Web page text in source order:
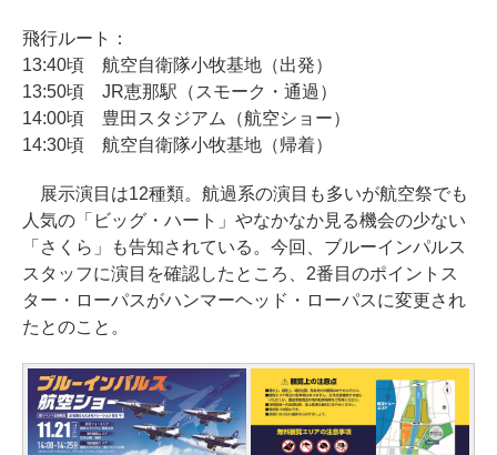
飛行ルート：
13:40頃 航空自衛隊小牧基地（出発）
13:50頃 JR恵那駅（スモーク・通過）
14:00頃 豊田スタジアム（航空ショー）
14:30頃 航空自衛隊小牧基地（帰着）
展示演目は12種類。航過系の演目も多いが航空祭でも
人気の「ビッグ・ハート」やなかなか見る機会の少ない
「さくら」も告知されている。今回、ブルーインパルス
スタッフに演目を確認したところ、2番目のポイントス
ター・ローパスがハンマーヘッド・ローパスに変更され
たとのこと。